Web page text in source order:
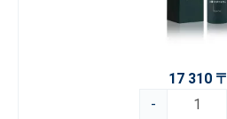
17 310 〒
-